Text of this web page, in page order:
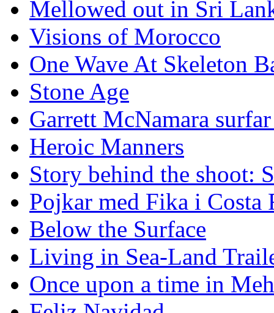
Mellowed out in Sri
Visions of Morocco
One Wave At Skeleton
Stone Age
Garrett McNamara
Heroic Manners
Story behind the shoot:
Pojkar med Fika i Costa
Below the Surface
Living in Sea-Land
Once upon a time in